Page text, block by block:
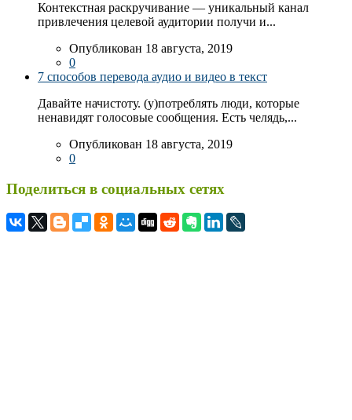
Контекстная раскручивание — уникальный канал
привлечения целевой аудитории получи и...
Опубликован 18 августа, 2019
0
7 способов перевода аудио и видео в текст
Давайте начистоту. (у)потреблять люди, которые
ненавидят голосовые сообщения. Есть челядь,...
Опубликован 18 августа, 2019
0
Поделиться в социальных сетях